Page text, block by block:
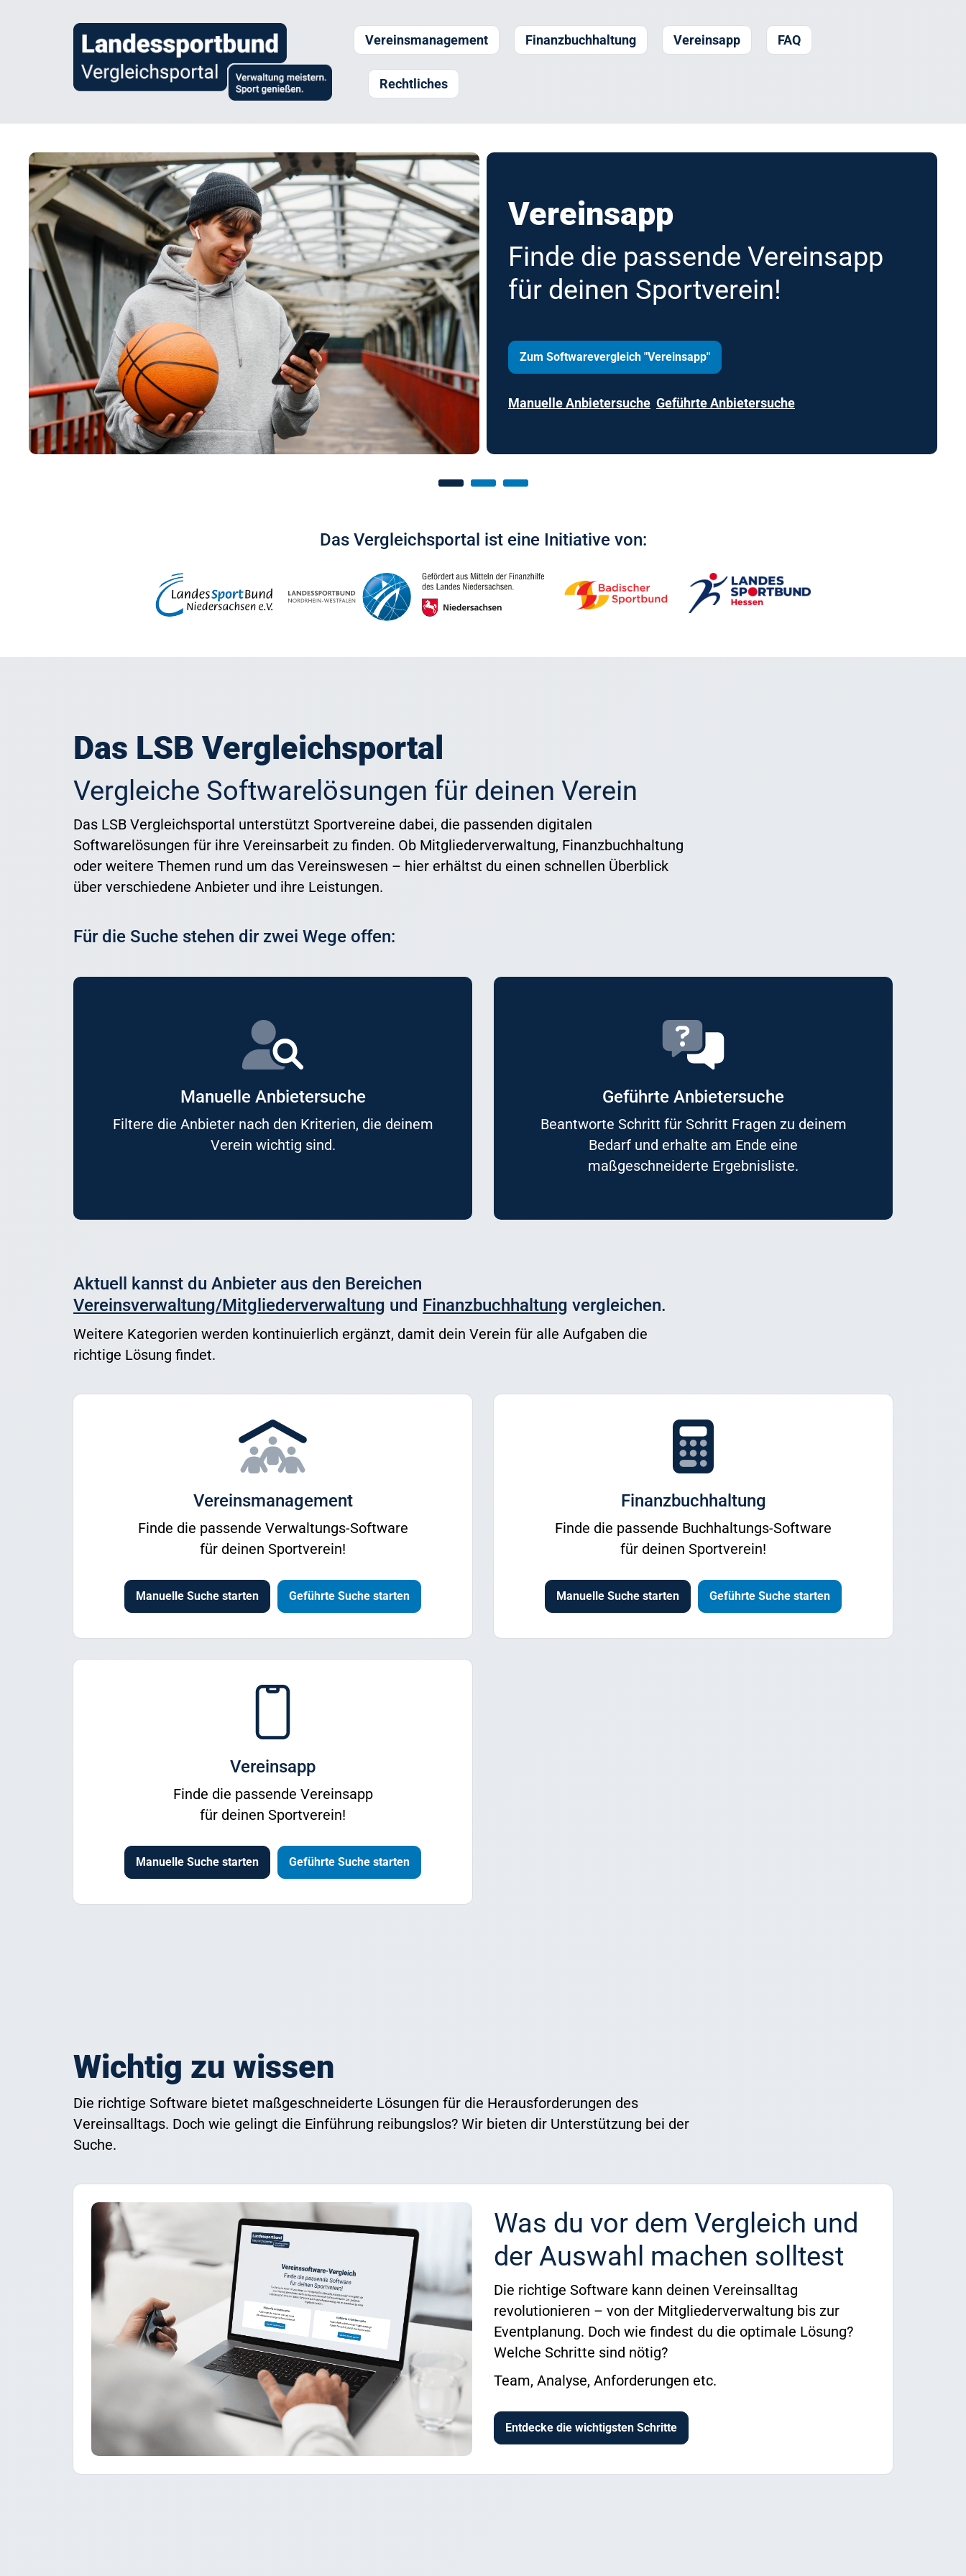
Vereinsmanagement Finanzbuchhaltung Vereinsapp FAQ
Rechtliches
Zum Softwarevergleich "Vereinsapp"
Manuelle Anbietersuche Geführte Anbietersuche
Vereinsmanagement
Finde die passende Verwaltungs-
Software für deinen Sportverein!
Zum Softwarevergleich "Vereinsmanagement"
Manuelle Anbietersuche Geführte Anbietersuche
Das Vergleichsportal ist eine Initiative von:
Das LSB Vergleichsportal
Vergleiche Softwarelösungen für deinen Verein
Das LSB Vergleichsportal unterstützt Sportvereine dabei, die passenden digitalen
Softwarelösungen für ihre Vereinsarbeit zu finden. Ob Mitgliederverwaltung, Finanzbuchhaltung
oder weitere Themen rund um das Vereinswesen – hier erhältst du einen schnellen Überblick
über verschiedene Anbieter und ihre Leistungen.
Für die Suche stehen dir zwei Wege offen:
Manuelle Anbietersuche
Filtere die Anbieter nach den Kriterien, die deinem
Verein wichtig sind.
Geführte Anbietersuche
Beantworte Schritt für Schritt Fragen zu deinem
Bedarf und erhalte am Ende eine
maßgeschneiderte Ergebnisliste.
Aktuell kannst du Anbieter aus den Bereichen
Vereinsverwaltung/Mitgliederverwaltung und Finanzbuchhaltung vergleichen.
Weitere Kategorien werden kontinuierlich ergänzt, damit dein Verein für alle Aufgaben die
richtige Lösung findet.
Vereinsmanagement
Finde die passende Verwaltungs-Software
für deinen Sportverein!
Manuelle Suche starten Geführte Suche starten
Finanzbuchhaltung
Finde die passende Buchhaltungs-Software
für deinen Sportverein!
Manuelle Suche starten Geführte Suche starten
Vereinsapp
Finde die passende Vereinsapp
für deinen Sportverein!
Manuelle Suche starten Geführte Suche starten
Wichtig zu wissen
Die richtige Software bietet maßgeschneiderte Lösungen für die Herausforderungen des
Vereinsalltags. Doch wie gelingt die Einführung reibungslos? Wir bieten dir Unterstützung bei der
Suche.
Was du vor dem Vergleich und
der Auswahl machen solltest
Die richtige Software kann deinen Vereinsalltag
revolutionieren – von der Mitgliederverwaltung bis zur
Eventplanung. Doch wie findest du die optimale Lösung?
Welche Schritte sind nötig?
Team, Analyse, Anforderungen etc.
Entdecke die wichtigsten Schritte